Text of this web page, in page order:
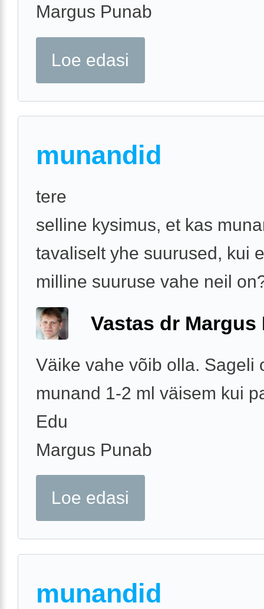
Margus Punab
Loe edasi
munandid
tere
selline kysimus, et kas
tavaliselt yhe suurused, kui
milline suuruse vahe neil
Vastas dr Margus
Väike vahe võib olla. Sageli
munand 1-2 ml väisem kui
Edu
Margus Punab
Loe edasi
munandid